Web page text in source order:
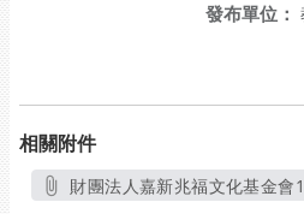
發布單位：
相關附件
財團法人嘉新兆福文化基金